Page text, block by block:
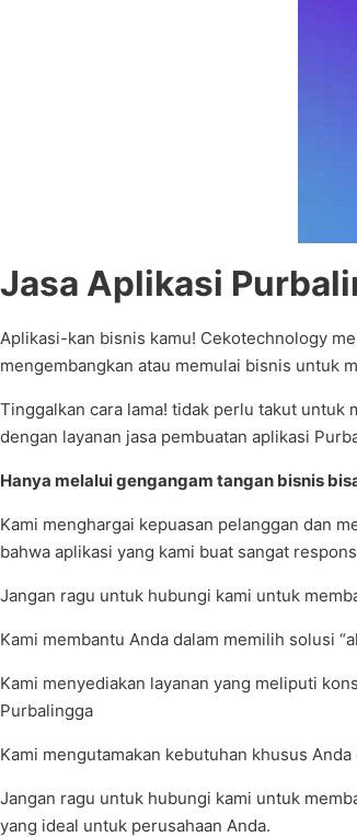
Jasa Aplikasi
Aplikasi-kan bisnis kamu! Cekotechnology
mengembangkan atau memulai bisnis untuk
Tinggalkan cara lama! tidak perlu takut untuk
dengan layanan jasa pembuatan aplikasi
Hanya melalui gengangam tangan bisnis
Kami menghargai kepuasan pelanggan dan
bahwa aplikasi yang kami buat sangat
Jangan ragu untuk hubungi kami untuk
Kami membantu Anda dalam memilih solusi
Kami menyediakan layanan yang meliputi
Purbalingga
Kami mengutamakan kebutuhan khusus
Jangan ragu untuk hubungi kami untuk
yang ideal untuk perusahaan Anda.